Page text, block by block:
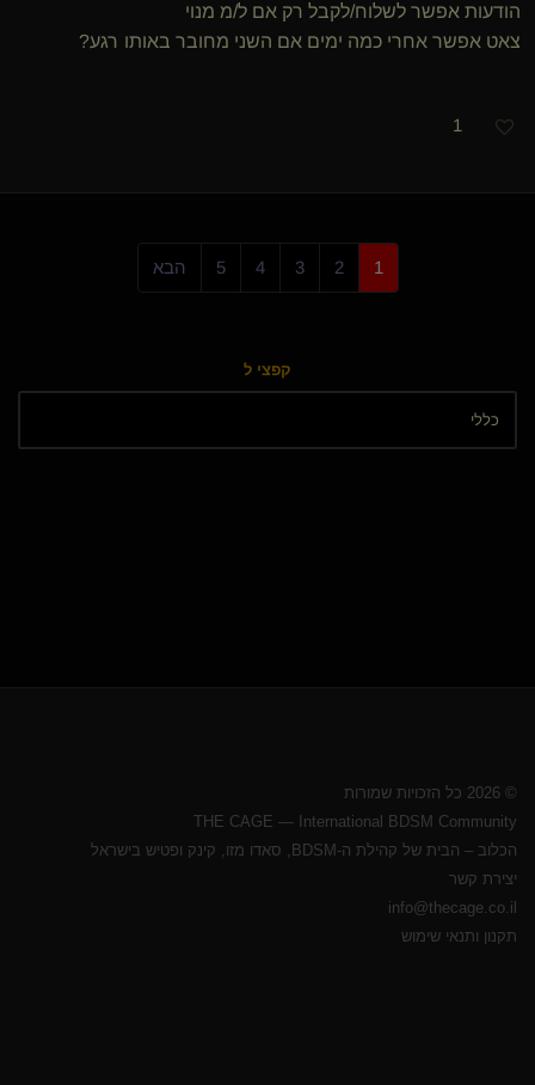
הודעות אפשר לשלוח/לקבל רק אם ל/מ מנוי
צאט אפשר אחרי כמה ימים אם השני מחובר באותו רגע?
1
1
2
3
4
5 הבא
קפצי ל
© 2026 כל הזכויות שמורות
THE CAGE — International BDSM Community
הכלוב – הבית של קהילת ה-BDSM, סאדו מזו, קינק ופטיש בישראל
יצירת קשר
info@thecage.co.il
תקנון ותנאי שימוש